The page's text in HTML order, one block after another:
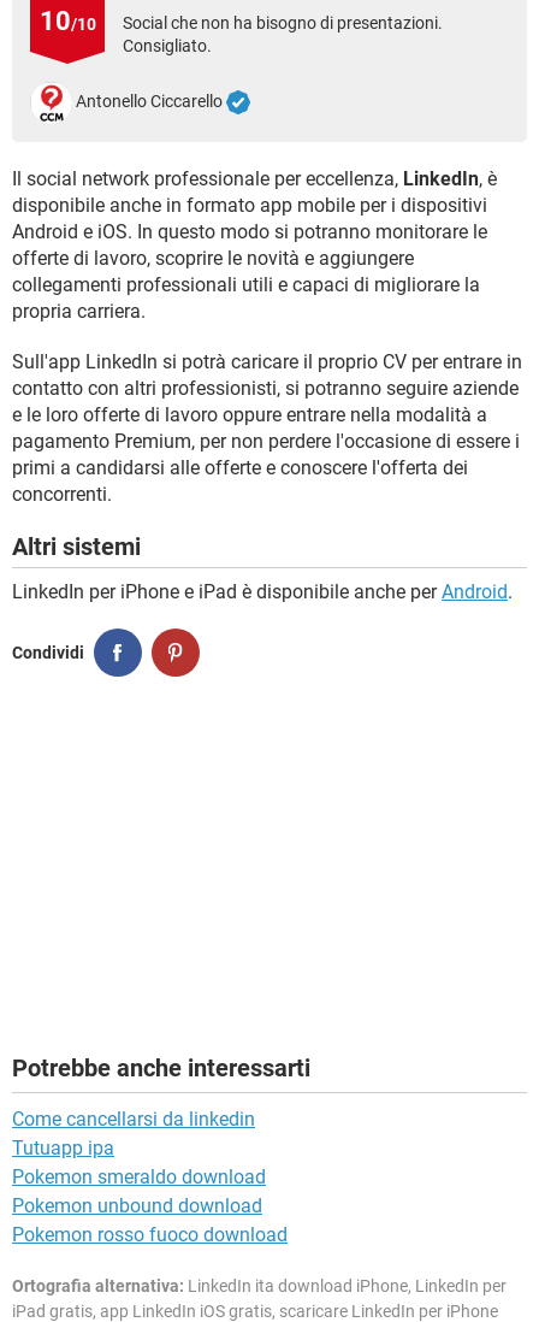
TIKTOK
HARDWARE
10/10
Social che non ha bisogno di presentazioni.
Consigliato.
Antonello Ciccarello
Il social network professionale per eccellenza, LinkedIn, è
disponibile anche in formato app mobile per i dispositivi
Android e iOS. In questo modo si potranno monitorare le
offerte di lavoro, scoprire le novità e aggiungere
collegamenti professionali utili e capaci di migliorare la
propria carriera.
Sull'app LinkedIn si potrà caricare il proprio CV per entrare in
contatto con altri professionisti, si potranno seguire aziende
e le loro offerte di lavoro oppure entrare nella modalità a
pagamento Premium, per non perdere l'occasione di essere i
primi a candidarsi alle offerte e conoscere l'offerta dei
concorrenti.
Altri sistemi
LinkedIn per iPhone e iPad è disponibile anche perAndroid.
Condividi
Potrebbe anche interessarti
Come cancellarsi da linkedin
Tutuapp ipa
Pokemon smeraldo download
Pokemon unbound download
Pokemon rosso fuoco download
Ortografia alternativa: LinkedIn ita download iPhone, LinkedIn per
iPad gratis, app LinkedIn iOS gratis, scaricare LinkedIn per iPhone